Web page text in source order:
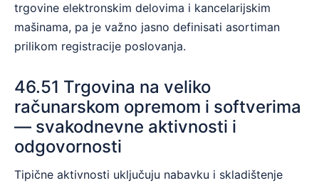
trgovine elektronskim delovima i kancelarijskim
mašinama, pa je važno jasno definisati asortiman
prilikom registracije poslovanja.
46.51 Trgovina na veliko
računarskom opremom i softverima
— svakodnevne aktivnosti i
odgovornosti
Tipične aktivnosti uključuju nabavku i skladištenje